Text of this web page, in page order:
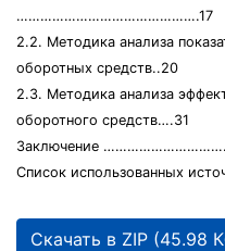
……………………………………….17
2.2. Методика анализа
оборотных средств..20
2.3. Методика анализа
оборотного средств….31
Заключение
Список использованных
Скачать в ZIP (45.98